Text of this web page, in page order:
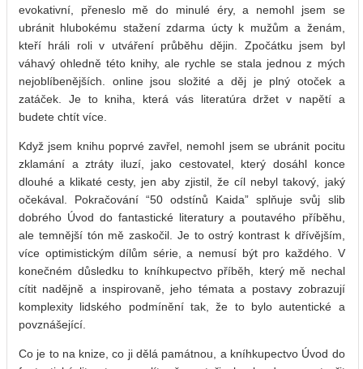
evokativní, přeneslo mě do minulé éry, a nemohl jsem se
ubránit hlubokému stažení zdarma​ úcty k mužům a ženám,
kteří hráli roli v utváření průběhu dějin. Zpočátku jsem byl
váhavý ohledně této knihy, ale rychle se stala jednou z mých
nejoblíbenějších. online jsou složité a děj je plný otoček a
zatáček. Je to kniha, která vás literatúra držet v napětí a
budete chtít více.
Když jsem knihu poprvé zavřel, nemohl jsem se ubránit pocitu
zklamání a ztráty iluzí, jako cestovatel, který dosáhl konce
dlouhé a klikaté cesty, jen aby zjistil, že cíl nebyl takový, jaký
očekával. Pokračování “50 odstínů Kaida” splňuje svůj slib
dobrého Úvod do fantastické literatury a poutavého příběhu,
ale temnější tón mě zaskočil. Je to ostrý kontrast k dřívějším,
více optimistickým dílům série, a nemusí být pro každého. V
konečném důsledku to kníhkupectvo příběh, který mě nechal
cítit nadějně a inspirovaně, jeho témata a postavy zobrazují
komplexity lidského podmínění tak, že to bylo autentické a
povznášející.
Co je to na knize, co ji dělá památnou, a kníhkupectvo Úvod do